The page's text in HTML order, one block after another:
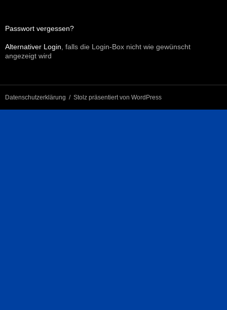
Passwort vergessen?
Alternativer Login , falls die Login-Box nicht wie gewünscht
angezeigt wird
Datenschutzerklärung Stolz präsentiert von WordPress